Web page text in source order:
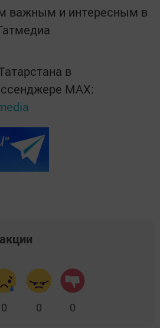
важным и интересным в
в
MАХ:
0 0 0